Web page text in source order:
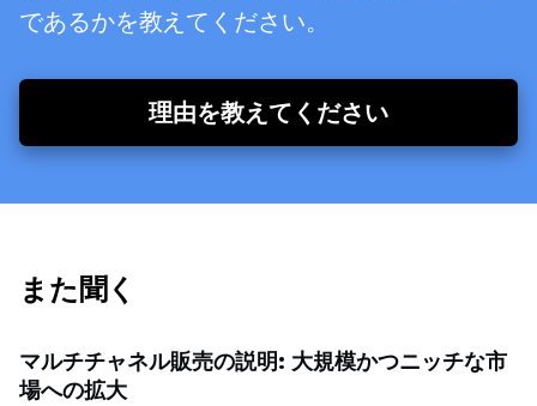
であるかを教えてください。
理由を教えてください
また聞く
マルチチャネル販売の説明: 大規模かつニッチな市
場への拡大